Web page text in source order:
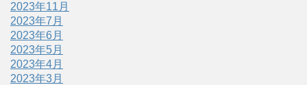
2023年11月
2023年7月
2023年6月
2023年5月
2023年4月
2023年3月